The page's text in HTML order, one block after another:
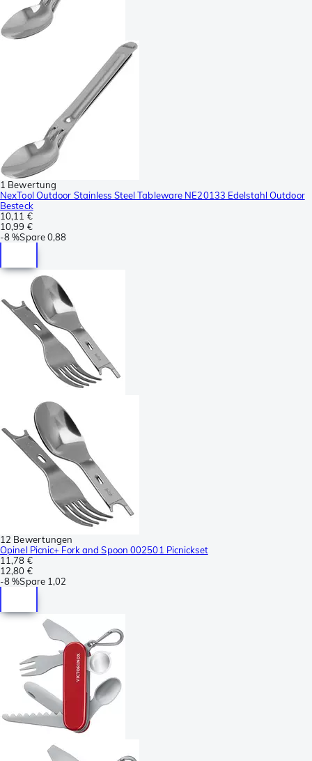
1 Bewertung
NexTool Outdoor Stainless Steel Tableware NE20133 Edelstahl Outdoor
Besteck
10,11 €
10,99 €
-8 %Spare0,88
12 Bewertungen
Opinel Picnic+ Fork and Spoon 002501 Picnickset
11,78 €
12,80 €
-8 %Spare 1,02